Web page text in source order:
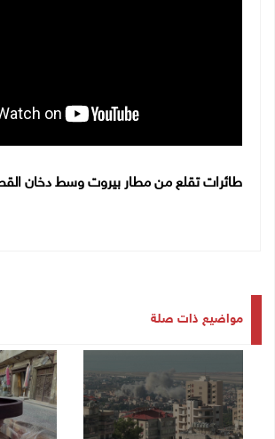
طائرات تقلع من مطار بيروت وسط دخان
مواضيع ذات صلة